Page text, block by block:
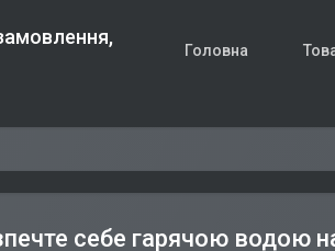
Головна
себе гарячою водою